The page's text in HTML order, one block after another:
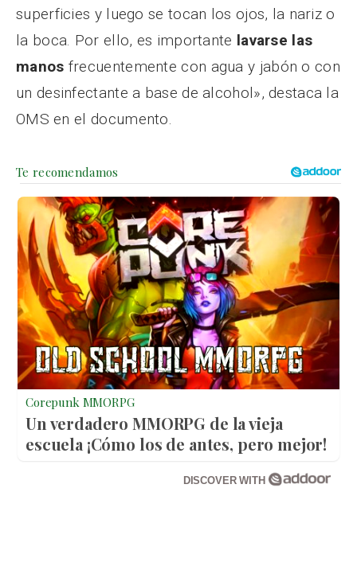
superficies y luego se tocan los ojos, la nariz o
la boca. Por ello, es importante lavarse las
manos frecuentemente con agua y jabón o con
un desinfectante a base de alcohol», destaca la
OMS en el documento.
Corepunk MMORPG
Un verdadero MMORPG de la vieja
escuela ¡Cómo los de antes, pero mejor!
DISCOVER WITH